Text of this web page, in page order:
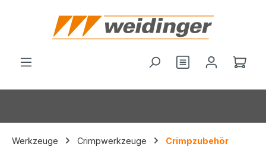
springen
Du hast 0
Werkzeuge Crimpwerkzeuge Crimpzubehör